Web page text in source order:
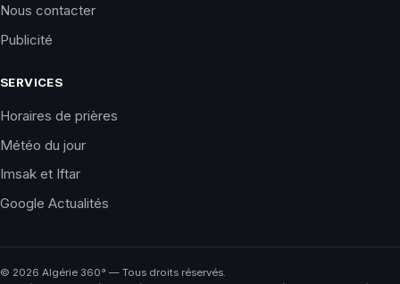
Nous contacter
Publicité
SERVICES
Horaires de prières
Météo du jour
Imsak et Iftar
Google Actualités
© 2026 Algérie 360° — Tous droits réservés.